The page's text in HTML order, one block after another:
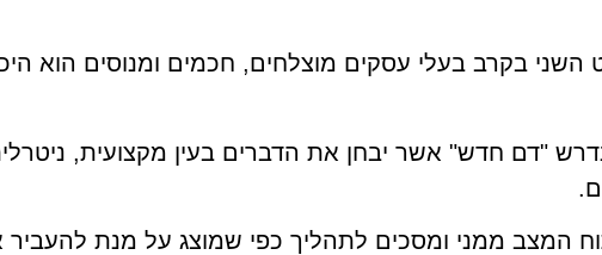
בקרב בעלי עסקים מוצלחים, חכמים ומנוסים הוא
"דם חדש" אשר יבחן את הדברים בעין מקצועית,
ממני ומסכים לתהליך כפי שמוצג על מנת להעביר